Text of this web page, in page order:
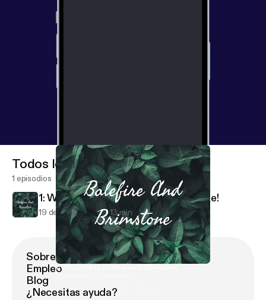
1: Welcome to Balefire and Brimstone!
Todos los episodios
1 episodios
1: Welcome to Balefire and Brimstone!
19 de feb de 2021 13 min
Sobre Podimo
Empleo
Blog
¿Necesitas ayuda?